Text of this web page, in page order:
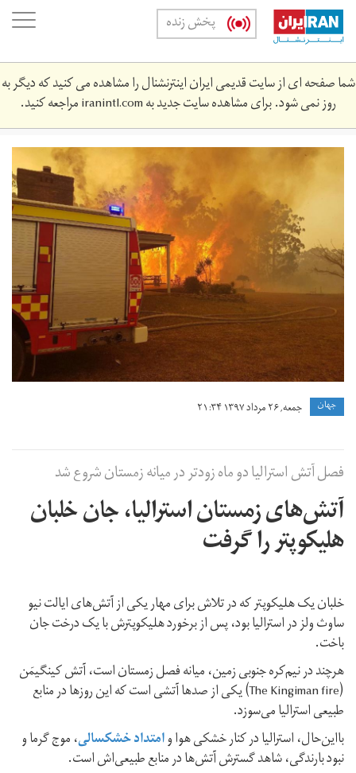
Skip
main
content
پخش زنده
شما صفحه ای از سایت قدیمی ایران اینترنشنال را مشاهده می کنید که دیگر به
روز نمی شود. برای مشاهده سایت جدید بهiranintl.comمراجعه کنید.
main.jpg
جهان جمعه, ۲۶ مرداد ۱۳۹۷ ۲۱:۳۴
فصل آتش استرالیا دو ماه زودتر در میانه زمستان شروع شد
آتش‌‌های زمستان استرالیا، جان خلبان
هلیکوپتر را گرفت
خلبان یک هلیکوپتر که در تلاش برای مهار یکی از آتش‌های ایالت نیو
ساوث ولز در استرالیا بود، پس از برخورد هلیکوپترش با یک درخت جان
باخت.
هرچند در نیم‌کره جنوبی زمین، میانه فصل زمستان است، آتش کینگیمَن
(The Kingiman fire) یکی از صدها آتشی است که این روزها در منابع
طبیعی استرالیا می‌سوزد.
بااین‌حال، استرالیا در کنار خشکی هوا وامتداد خشکسالی، موج گرما و
نبود بارندگی، شاهد گسترش آتش‌ها در منابع طبیعی‌اش است.